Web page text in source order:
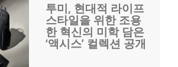
투미, 현대적 라이프
스타일을 위한 조용
한 혁신의 미학 담은
‘액시스’ 컬렉션 공개